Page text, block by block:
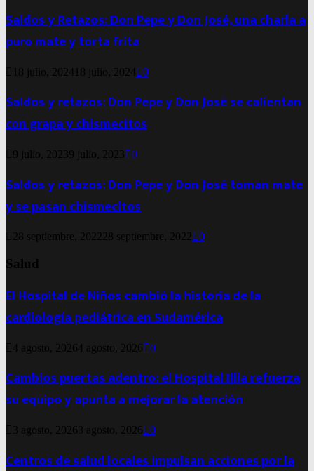
Saldos y Retazos: Don Pepe y Don José, una charla a
puro mate y torta frita
18 julio, 2024 18 julio, 2024 0
Saldos y retazos: Don Pepe y Don José se calientan
con grapa y chismecitos
9 julio, 20239 julio, 2023 0
Saldos y retazos: Don Pepe y Don José toman mate
y se pasan chismecitos
28 septiembre, 202228 septiembre, 2022 0
Salud
El Hospital de Niños cambió la historia de la
cardiología pediátrica en Sudamérica
4 agosto, 20264 agosto, 2026 0
Cambios puertas adentro: el Hospital Illia refuerza
su equipo y apunta a mejorar la atención
3 agosto, 2026 3 agosto, 2026 0
Centros de salud locales impulsan acciones por la